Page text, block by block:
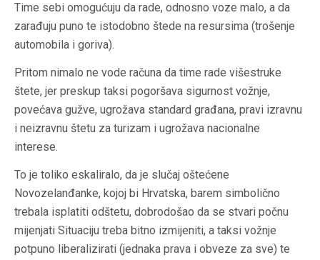
Time sebi omogućuju da rade, odnosno voze malo, a da
zarađuju puno te istodobno štede na resursima (trošenje
automobila i goriva).
Pritom nimalo ne vode računa da time rade višestruke
štete, jer preskup taksi pogoršava sigurnost vožnje,
povećava gužve, ugrožava standard građana, pravi izravnu
i neizravnu štetu za turizam i ugrožava nacionalne
interese.
To je toliko eskaliralo, da je slučaj oštećene
Novozelanđanke, kojoj bi Hrvatska, barem simbolično
trebala isplatiti odštetu, dobrodošao da se stvari počnu
mijenjati Situaciju treba bitno izmijeniti, a taksi vožnje
potpuno liberalizirati (jednaka prava i obveze za sve) te